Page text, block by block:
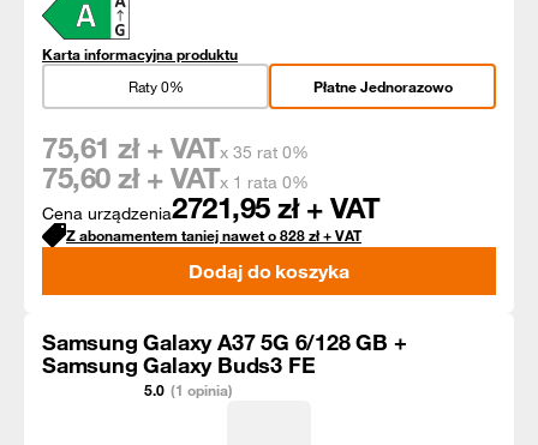
Karta informacyjna produktu
Płatne Jednorazowo
Raty 0%
Cena urządzenia2721,95 zł + VAT
75,61 zł + VATx 35 rat 0%
75,60 zł + VATx 1 rata 0%
Z abonamentem taniej nawet o828zł+ VAT
Dodaj do koszyka
Samsung Galaxy A37 5G 6/128 GB +
Samsung Galaxy Buds3 FE
5.0 (1 opinia)